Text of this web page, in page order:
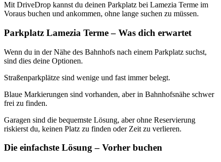
Mit DriveDrop kannst du deinen Parkplatz bei Lamezia Terme im
Voraus buchen und ankommen, ohne lange suchen zu müssen.
Parkplatz Lamezia Terme – Was dich erwartet
Wenn du in der Nähe des Bahnhofs nach einem Parkplatz suchst,
sind dies deine Optionen.
Straßenparkplätze sind wenige und fast immer belegt.
Blaue Markierungen sind vorhanden, aber in Bahnhofsnähe schwer
frei zu finden.
Garagen sind die bequemste Lösung, aber ohne Reservierung
riskierst du, keinen Platz zu finden oder Zeit zu verlieren.
Die einfachste Lösung – Vorher buchen